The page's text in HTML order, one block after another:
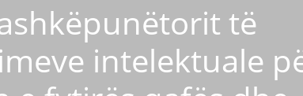
të
intelektuale